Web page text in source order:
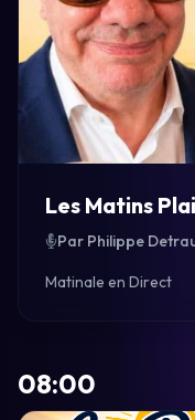
Les Matins
Par Philippe
Matinale en Direct
08:00